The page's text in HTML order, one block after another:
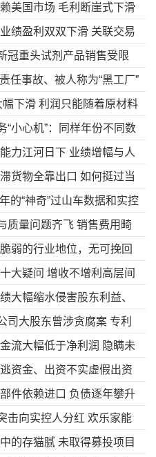
美国市场 毛利断崖式下滑
绩盈利双双下滑 关联交易
冠重头试剂产品销售受限
任事故、被人称为“黑工厂”
下滑 利润只能随着原材料
“小心机”：同样年份不同数
力江河日下 业绩增幅与人
弱
货物全靠出口 如何挺过当
的“神奇”过山车数据和实控
质量问题齐飞 销售费用畸
弱的行业地位，无可挽回
大疑问 增收不增利高层间
大幅缩水侵害股东利益、
产能
司大股东曾涉贪腐案 专利
流大幅低于净利润 隐瞒未
现
资金、出资不实虚假出资
了之？
件依赖进口 负债逐年攀升
击向实控人分红 欢乐家能
的存猫腻 未取得募投项目